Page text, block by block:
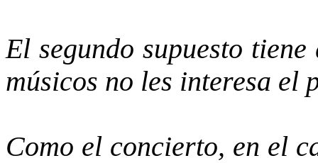
El segundo supuesto
músicos no les interesa el
Como el concierto, en el